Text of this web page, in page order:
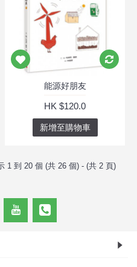
能源好朋友
HK $120.0
新增至購物車
1 到 20 個 (共 26 個) - (共 2 頁)